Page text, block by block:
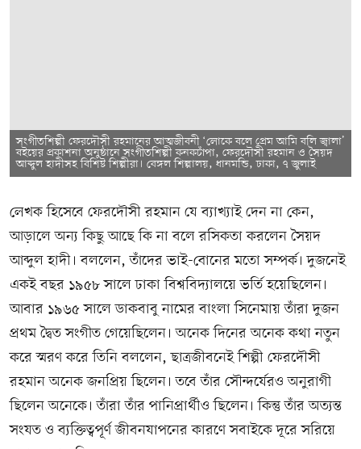
সংগীতশিল্পী ফেরদৌসী রহমানের আত্মজীবনী ‘লোকে বলে প্রেম আমি বলি জ্বালা’
বইয়ের প্রকাশনা অনুষ্ঠানে সংগীতশিল্পী কনকচাঁপা, ফেরদৌসী রহমান ও সৈয়দ
আব্দুল হাদীসহ বিশিষ্ট শিল্পীরা। বেঙ্গল শিল্পালয়, ধানমন্ডি, ঢাকা, ৭ জুলাই
লেখক হিসেবে ফেরদৌসী রহমান যে ব্যাখ্যাই দেন না কেন,
আড়ালে অন্য কিছু আছে কি না বলে রসিকতা করলেন সৈয়দ
আব্দুল হাদী। বললেন, তাঁদের ভাই-বোনের মতো সম্পর্ক। দুজনেই
একই বছর ১৯৫৮ সালে ঢাকা বিশ্ববিদ্যালয়ে ভর্তি হয়েছিলেন।
আবার ১৯৬৫ সালে ডাকবাবু নামের বাংলা সিনেমায় তাঁরা দুজন
প্রথম দ্বৈত সংগীত গেয়েছিলেন। অনেক দিনের অনেক কথা নতুন
করে স্মরণ করে তিনি বললেন, ছাত্রজীবনেই শিল্পী ফেরদৌসী
রহমান অনেক জনপ্রিয় ছিলেন। তবে তাঁর সৌন্দর্যেরও অনুরাগী
ছিলেন অনেকে। তাঁরা তাঁর পানিপ্রার্থীও ছিলেন। কিন্তু তাঁর অত্যন্ত
সংযত ও ব্যক্তিত্বপূর্ণ জীবনযাপনের কারণে সবাইকে দূরে সরিয়ে